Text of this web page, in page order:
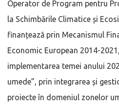
Operator de Program pentru
la Schimbările Climatice și
finanțează prin Mecanismul
Economic European 2014-
implementarea temei anului
umede”, prin integrarea și
proiecte în domeniul zonelor